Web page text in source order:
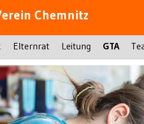
Chemnitz
Elternrat Leitung GTA